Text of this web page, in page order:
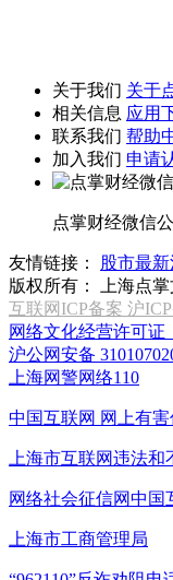
关于我们 关于
相关信息 应用
联系我们 帮助
加入我们 申请
点掌财经微信
友情链接： 股市最新
版权所有：
上海点掌
互联网ICP备案 沪
网络文化经营许可证
沪公网安备
上海网警网络110
中国互联网 网上有
上海市互联网违法和
网络社会征信网中国
上海市工商管理局